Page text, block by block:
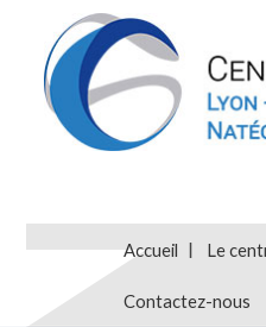
Accueil Le
Contactez-nous